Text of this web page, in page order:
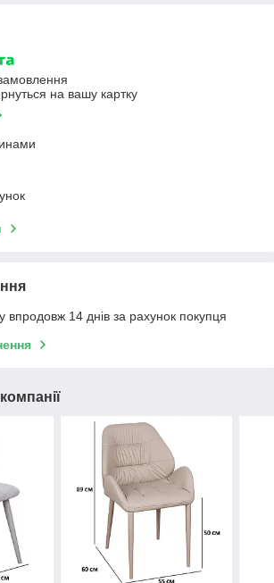
на вашу картку
впродовж 14 днів за рахунок покупця